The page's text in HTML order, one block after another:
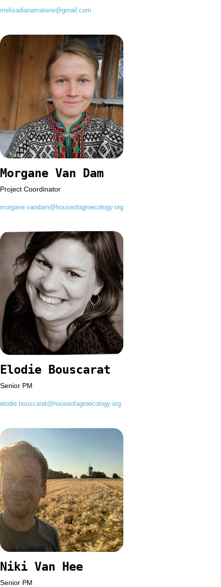
melisadianamatene@gmail.com
Morgane Van Dam
Project Coordinator
morgane.vandam@houseofagroecology.org
Elodie Bouscarat
Senior PM
elodie.bouscarat@houseofagroecology.org
Niki Van Hee
Senior PM